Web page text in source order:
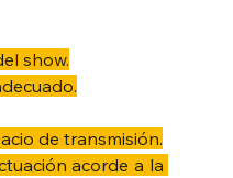
show.
de transmisión.
acorde a la